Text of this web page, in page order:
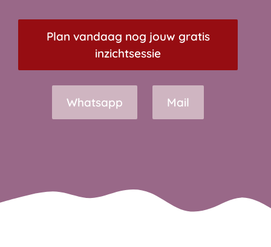
Plan vandaag nog jouw gratis
inzichtsessie
Whatsapp Mail